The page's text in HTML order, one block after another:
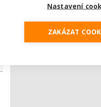
Nastavení
ZAKÁZAT